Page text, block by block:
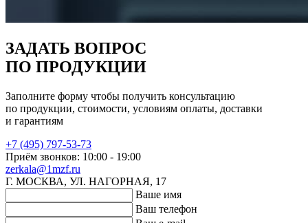
ЗАДАТЬ ВОПРОС
ПО ПРОДУКЦИИ
Заполните форму чтобы получить консультацию
по продукции, стоимости, условиям оплаты, доставки
и гарантиям
+7 (495) 797-53-73
Приём звонков: 10:00 - 19:00
zerkala@1mzf.ru
Г. МОСКВА, УЛ. НАГОРНАЯ, 17
Ваше имя
Ваш телефон